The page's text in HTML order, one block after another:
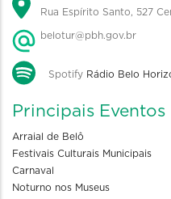
Rua Espírito Santo, 527
belotur@pbh.gov.br
Spotify Rádio Belo
Principais Eventos
Arraial de Belô
Festivais Culturais Municipais
Carnaval
Noturno nos Museus